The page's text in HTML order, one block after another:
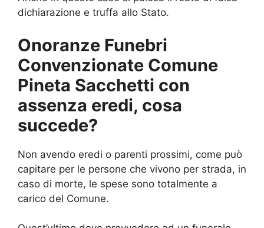
dichiarazione e truffa allo Stato.
Onoranze Funebri
Convenzionate Comune
Pineta Sacchetti con
assenza eredi, cosa
succede?
Non avendo eredi o parenti prossimi, come può
capitare per le persone che vivono per strada, in
caso di morte, le spese sono totalmente a
carico del Comune.